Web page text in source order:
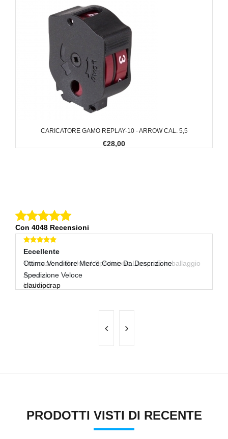
CARICATORE GAMO REPLAY-10 - ARROW CAL. 5,5
€28,00
Con 4048 Recensioni
Eccellente
Transazione Perfetta! Spedizione Lampo E Imballaggio
Accurat
letshopit
Eccellente
Ottimo Venditore Merce Come Da Descrizione
Spedizione Veloce
claudiocrap
PRODOTTI VISTI DI RECENTE